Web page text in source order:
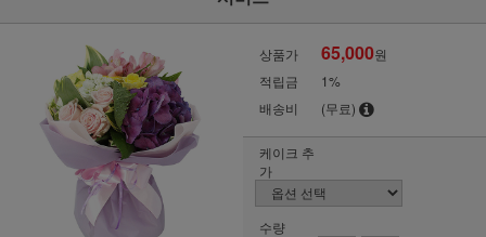
상품가 65,000원
적립금
1%
배송비
(무료)
케이크 추
가
수량